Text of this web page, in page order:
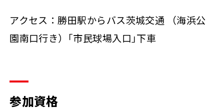
アクセス：勝田駅からバス茨城交通 （海浜公
園南口行き）｢市民球場入口｣下車
参加資格